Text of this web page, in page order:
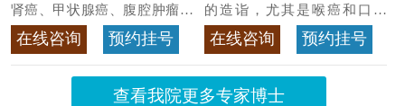
肾癌、甲状腺癌、腹腔肿瘤等
>>查看专家详情
在线咨询 预约挂号
的造诣，尤其是喉癌和口腔
癌，迄今仍是广东喉癌单病种
首席专家 >>查看专家详情
在线咨询 预约挂号
查看我院更多专家博士